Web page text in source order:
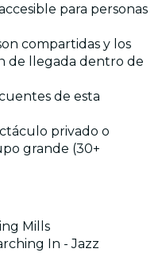
para personas
compartidas y los
de llegada dentro de
de esta
privado o
grande (30+
Mills
In - Jazz